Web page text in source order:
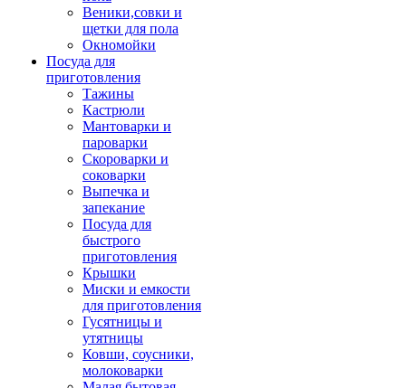
Веники,совки и
щетки для пола
Окномойки
Посуда для
приготовления
Тажины
Кастрюли
Мантоварки и
пароварки
Скороварки и
соковарки
Выпечка и
запекание
Посуда для
быстрого
приготовления
Крышки
Миски и емкости
для приготовления
Гусятницы и
утятницы
Ковши, соусники,
молоковарки